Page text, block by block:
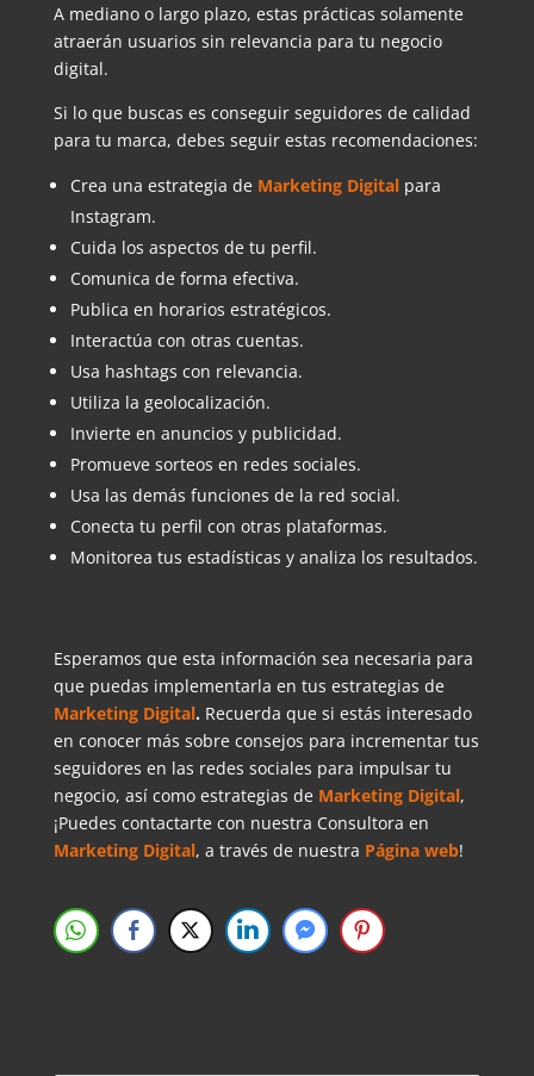
A mediano o largo plazo, estas prácticas solamente
atraerán usuarios sin relevancia para tu negocio
digital.
Si lo que buscas es conseguir seguidores de calidad
para tu marca, debes seguir estas recomendaciones:
Crea una estrategia de Marketing Digital para
Instagram.
Cuida los aspectos de tu perfil.
Comunica de forma efectiva.
Publica en horarios estratégicos.
Interactúa con otras cuentas.
Usa hashtags con relevancia.
Utiliza la geolocalización.
Invierte en anuncios y publicidad.
Promueve sorteos en redes sociales.
Usa las demás funciones de la red social.
Conecta tu perfil con otras plataformas.
Monitorea tus estadísticas y analiza los resultados.
Esperamos que esta información sea necesaria para
que puedas implementarla en tus estrategias de
Marketing Digital. Recuerda que si estás interesado
en conocer más sobre consejos para incrementar tus
seguidores en las redes sociales para impulsar tu
negocio, así como estrategias de Marketing Digital,
¡Puedes contactarte con nuestra Consultora en
Marketing Digital, a través de nuestra Página web!